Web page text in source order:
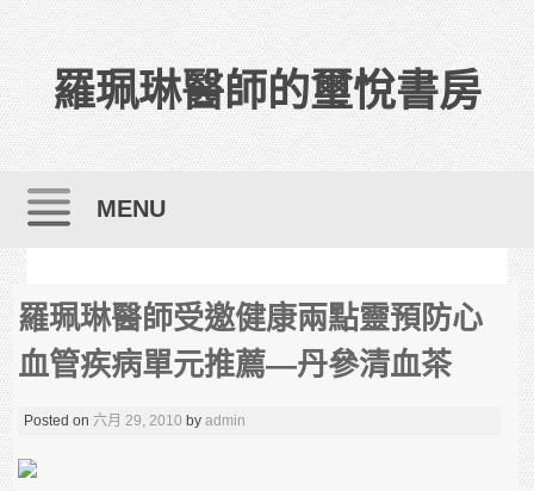
羅珮琳醫師的璽悅書房
MENU
羅珮琳醫師受邀健康兩點靈預防心
血管疾病單元推薦—丹參清血茶
Posted on六月 29, 2010 byadmin